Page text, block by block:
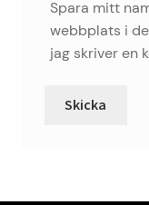
Spara mitt
webbplats i
jag skriver en